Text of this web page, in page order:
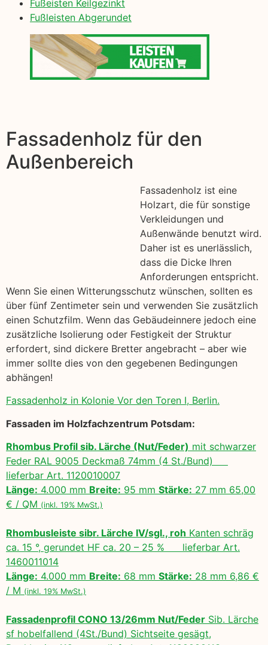
Fußeisten Keilgezinkt
Fußleisten Abgerundet
Fassadenholz für den
Außenbereich
Fassadenholz ist eine
Holzart, die für sonstige
Verkleidungen und
Außenwände benutzt wird.
Daher ist es unerlässlich,
dass die Dicke Ihren
Anforderungen entspricht.
Wenn Sie einen Witterungsschutz wünschen, sollten es
über fünf Zentimeter sein und verwenden Sie zusätzlich
einen Schutzfilm. Wenn das Gebäudeinnere jedoch eine
zusätzliche Isolierung oder Festigkeit der Struktur
erfordert, sind dickere Bretter angebracht – aber wie
immer sollte dies von den gegebenen Bedingungen
abhängen!
Fassadenholz in Kolonie Vor den Toren I, Berlin.
Fassaden im Holzfachzentrum Potsdam:
Rhombus Profil sib. Lärche (Nut/Feder) mit schwarzer
Feder RAL 9005 Deckmaß 74mm (4 St./Bund)
lieferbar Art. 1120010007
Länge: 4.000 mm Breite: 95 mm Stärke: 27 mm 65,00
€ / QM (inkl. 19% MwSt.)
Rhombusleiste sibr. Lärche IV/sgl., roh Kanten schräg
ca. 15 °, gerundet HF ca. 20 – 25 % lieferbar Art.
1460011014
Länge: 4.000 mm Breite: 68 mm Stärke: 28 mm 6,86 €
/ M (inkl. 19% MwSt.)
Fassadenprofil CONO 13/26mm Nut/Feder Sib. Lärche
sf hobelfallend (4St./Bund) Sichtseite gesägt,